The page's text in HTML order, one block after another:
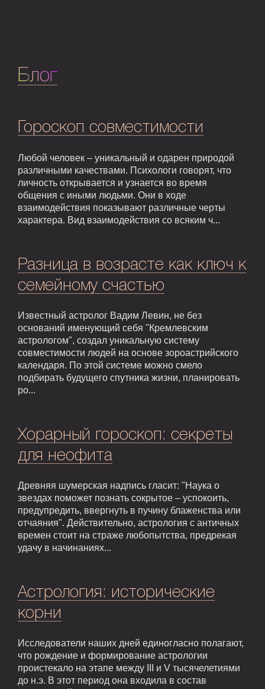
Блог
Гороскоп совместимости
Любой человек – уникальный и одарен природой
различными качествами. Психологи говорят, что
личность открывается и узнается во время
общения с иными людьми. Они в ходе
взаимодействия показывают различные черты
характера. Вид взаимодействия со всяким ч...
Разница в возрасте как ключ к
семейному счастью
Известный астролог Вадим Левин, не без
оснований именующий себя "Кремлевским
астрологом", создал уникальную систему
совместимости людей на основе зороастрийского
календаря. По этой системе можно смело
подбирать будущего спутника жизни, планировать
ро...
Хорарный гороскоп: секреты
для неофита
Древняя шумерская надпись гласит: "Наука о
звездах поможет познать сокрытое – успокоить,
предупредить, ввергнуть в пучину блаженства или
отчаяния". Действительно, астрология с античных
времен стоит на страже любопытства, предрекая
удачу в начинаниях...
Астрология: исторические
корни
Исследователи наших дней единогласно полагают,
что рождение и формирование астрологии
проистекало на этапе между III и V тысячелетиями
до н.э. В этот период она входила в состав